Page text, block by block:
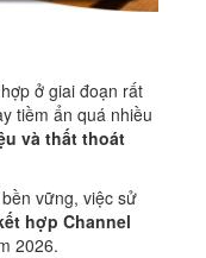
ở giai đoạn rất
tiềm ẩn quá nhiều
và thất thoát
vững, việc sử
hợp Channel
2026.